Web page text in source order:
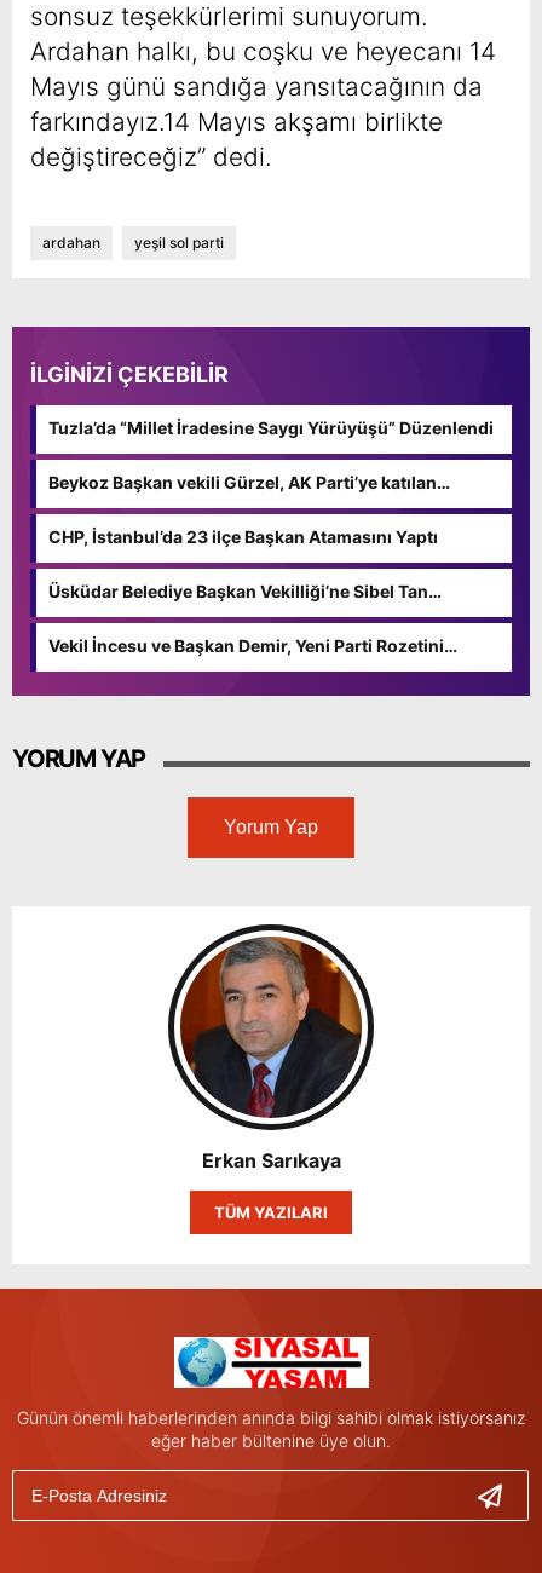
sonsuz teşekkürlerimi sunuyorum.
Ardahan halkı, bu coşku ve heyecanı 14
Mayıs günü sandığa yansıtacağının da
farkındayız.14 Mayıs akşamı birlikte
değiştireceğiz” dedi.
ardahan yeşil sol parti
İLGİNİZİ ÇEKEBİLİR
Tuzla’da “Millet İradesine Saygı Yürüyüşü” Düzenlendi
Beykoz Başkan vekili Gürzel, AK Parti’ye katılan
Çerkez’i ziyaret etti
CHP, İstanbul’da 23 ilçe Başkan Atamasını Yaptı
Üsküdar Belediye Başkan Vekilliği’ne Sibel Tan
Çetinkaya seçildi
Vekil İncesu ve Başkan Demir, Yeni Parti Rozetini
Taktılar
YORUM YAP
Yorum Yap
Erkan Sarıkaya
TÜM YAZILARI
Günün önemli haberlerinden anında bilgi sahibi olmak istiyorsanız
eğer haber bültenine üye olun.